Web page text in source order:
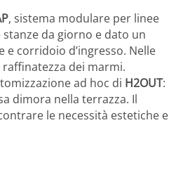
, sistema modulare per linee
da giorno e dato un
e corridoio d’ingresso. Nelle
dei marmi.
ad hoc di H2OUT:
dimora nella terrazza. Il
le necessità estetiche e